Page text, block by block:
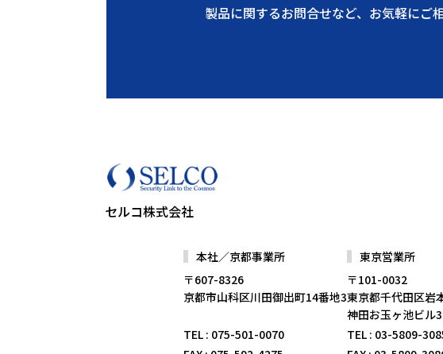
製品に関するお問合せなど、 お気軽にご
セルコ株式会社
本社／京都事業所
〒607-8326
京都市山科区川田御出町14番地3
TEL: 075-501-0070
東京営業所
〒101-0032
東京都千代田区岩
神田お玉ヶ池ビル
TEL: 03-5809-